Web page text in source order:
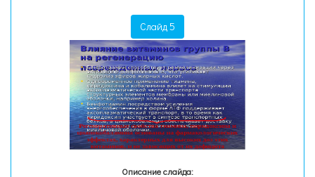
Слайд 5
Описание слайда: